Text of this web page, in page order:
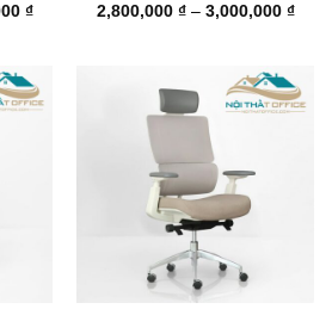
₫Khoảng
6,690,000 ₫
2,800,000 ₫ – 3,000,000 ₫